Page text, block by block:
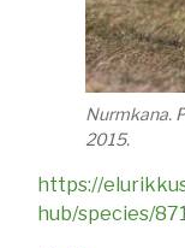
Nurmkana.
2015.
https://
hub/species/